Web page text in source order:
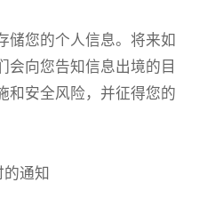
储您的个人信息。将来如
会向您告知信息出境的目
和安全风险，并征得您的
通知